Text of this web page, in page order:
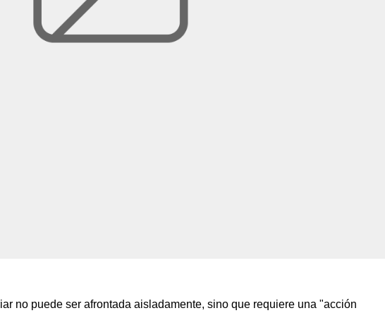
no puede ser afrontada aisladamente, sino que requiere una "acción